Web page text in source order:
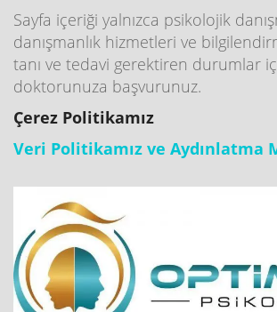
Sayfa içeriği yalnızca psikolojik
danışmanlık hizmetleri ve
tanı ve tedavi gerektiren durumlar
doktorunuza başvurunuz.
Çerez Politikamız
Veri Politikamız ve Aydınlatma